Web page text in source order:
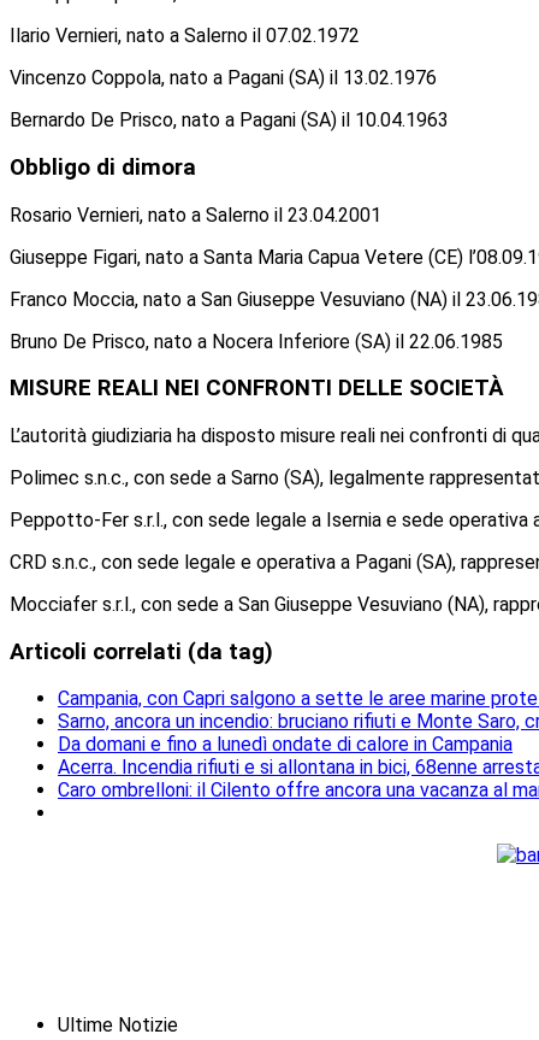
Ilario Vernieri, nato a Salerno il 07.02.1972
Vincenzo Coppola, nato a Pagani (SA) il 13.02.1976
Bernardo De Prisco, nato a Pagani (SA) il 10.04.1963
Obbligo di dimora
Rosario Vernieri, nato a Salerno il 23.04.2001
Giuseppe Figari, nato a Santa Maria Capua Vetere (CE)
Franco Moccia, nato a San Giuseppe Vesuviano (NA) il
Bruno De Prisco, nato a Nocera Inferiore (SA) il 22.06.1985
MISURE REALI NEI CONFRONTI DELLE SOCIETÀ
L’autorità giudiziaria ha disposto misure reali nei confronti di
Polimec s.n.c., con sede a Sarno (SA), legalmente
Peppotto-Fer s.r.l., con sede legale a Isernia e sede operativa
CRD s.n.c., con sede legale e operativa a Pagani (SA),
Mocciafer s.r.l., con sede a San Giuseppe Vesuviano (NA),
Articoli correlati (da tag)
Campania, con Capri salgono a sette le aree marine
Sarno, ancora un incendio: bruciano rifiuti e Monte Saro,
Da domani e fino a lunedì ondate di calore in Campania
Acerra. Incendia rifiuti e si allontana in bici, 68enne
Caro ombrelloni: il Cilento offre ancora una vacanza al
Ultime Notizie